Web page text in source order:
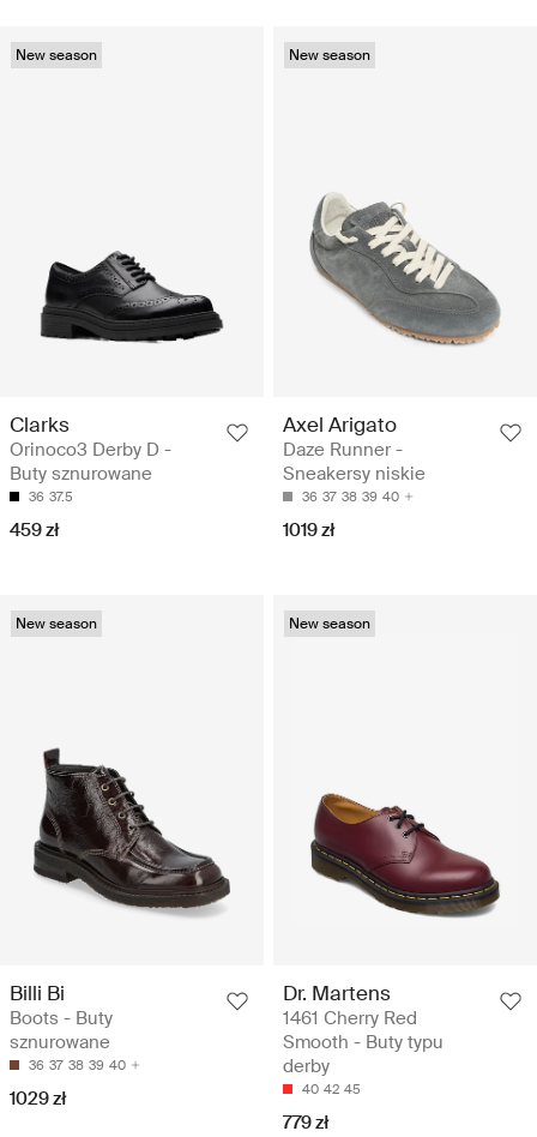
New season
Clarks
Orinoco3 Derby D -
Buty sznurowane
36 37.5
459 zł
New season
Axel Arigato
Daze Runner -
Sneakersy niskie
36 37 38 39 40
1019 zł
New season
Billi Bi
Boots - Buty
sznurowane
36 37 38 39 40
1029 zł
New season
Dr. Martens
1461 Cherry Red
Smooth - Buty typu
derby
40 42 45
779 zł